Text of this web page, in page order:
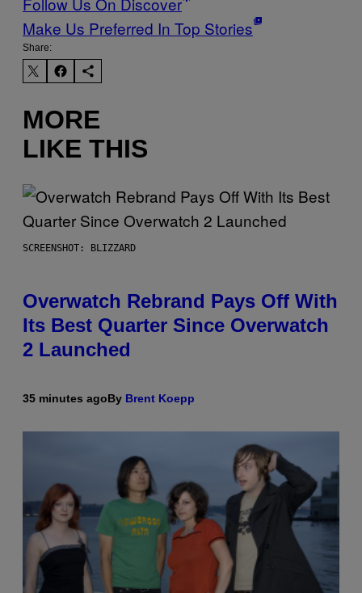
Make Us Preferred In Top Stories
Share:
MORE
LIKE THIS
SCREENSHOT: BLIZZARD
Overwatch Rebrand Pays Off With
Its Best Quarter Since Overwatch
2 Launched
35 minutes agoBy Brent Koepp